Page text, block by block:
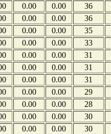
0.00 0.00 36
0.00 0.00 36
0.00 0.00 35
0.00 0.00 33
0.00 0.00 31
0.00 0.00 31
0.00 0.00 31
0.00 0.00 29
0.00 0.00 28
0.00 0.00 30
0.00 0.00 30